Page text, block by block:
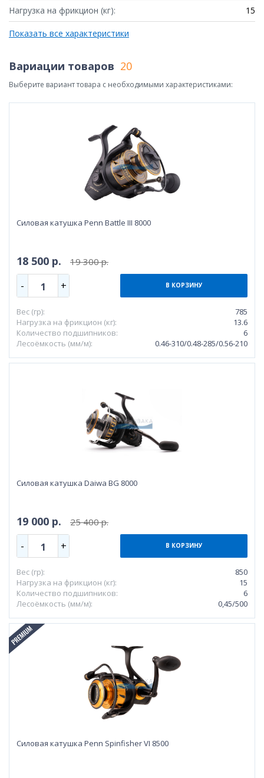
Нагрузка на фрикцион (кг):
15
Показать все характеристики
Вариации товаров 20
Выберите вариант товара с необходимыми характеристиками:
Силовая катушка Penn Battle III 8000
18 500 р. 19 300 р.
- 1 + В КОРЗИНУ
Вес (гр):
785
Нагрузка на фрикцион (кг):
13.6
Количество подшипников:
6
Лесоёмкость (мм/м):
0.46-310/0.48-285/0.56-210
Силовая катушка Daiwa BG 8000
19 000 р. 25 400 р.
- 1 + В КОРЗИНУ
Вес (гр):
850
Нагрузка на фрикцион (кг):
15
Количество подшипников:
6
Лесоёмкость (мм/м):
0,45/500
Силовая катушка Penn Spinfisher VI 8500